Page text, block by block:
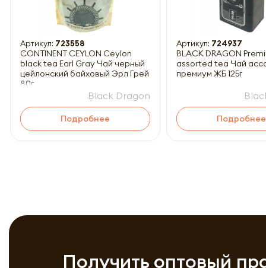
Артикул: 723558
CONTINENT CEYLON Ceylon
black tea Earl Gray Чай черный
цейлонский байховый Эрл Грей
80г
Black Dragon
Подробнее
Артикул: 724937
BLACK DRAGON
assorted tea Чай
премиум ЖБ 125г
Подробнее
Получить оптовый